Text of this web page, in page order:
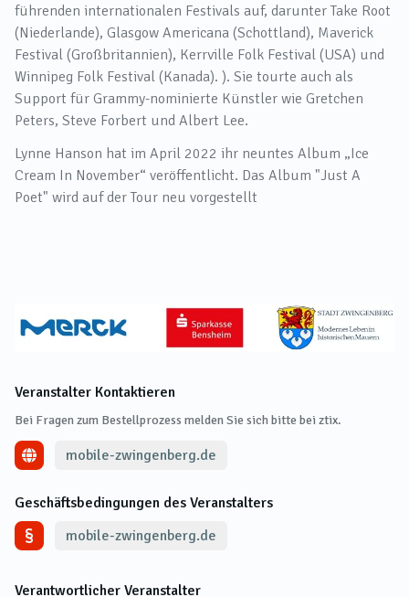
führenden internationalen Festivals auf, darunter Take Root
(Niederlande), Glasgow Americana (Schottland), Maverick
Festival (Großbritannien), Kerrville Folk Festival (USA) und
Winnipeg Folk Festival (Kanada). ). Sie tourte auch als
Support für Grammy-nominierte Künstler wie Gretchen
Peters, Steve Forbert und Albert Lee.
Lynne Hanson hat im April 2022 ihr neuntes Album „Ice
Cream In November“ veröffentlicht. Das Album "Just A
Poet" wird auf der Tour neu vorgestellt
Veranstalter Kontaktieren
Bei Fragen zum Bestellprozess melden Sie sich bitte bei ztix.
mobile-zwingenberg.de
Geschäftsbedingungen des Veranstalters
mobile-zwingenberg.de
Verantwortlicher Veranstalter